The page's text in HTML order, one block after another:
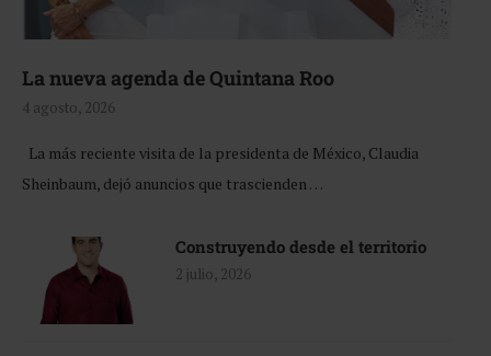
La nueva agenda de Quintana Roo
4 agosto, 2026
La más reciente visita de la presidenta de México, Claudia
Sheinbaum, dejó anuncios que trascienden …
Construyendo desde el territorio
2 julio, 2026